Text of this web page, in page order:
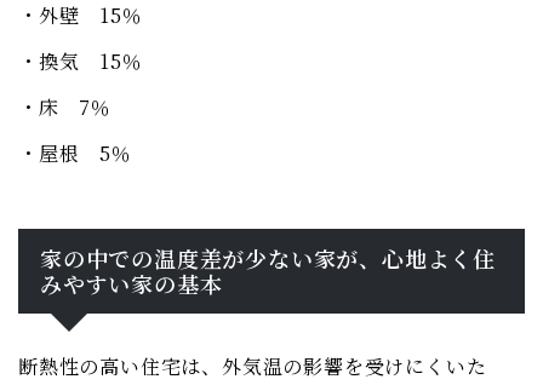
・外壁 15％
・換気 15％
・床 7％
・屋根 5％
家の中での温度差が少ない家が、心地よく住
みやすい家の基本
断熱性の高い住宅は、外気温の影響を受けにくいた